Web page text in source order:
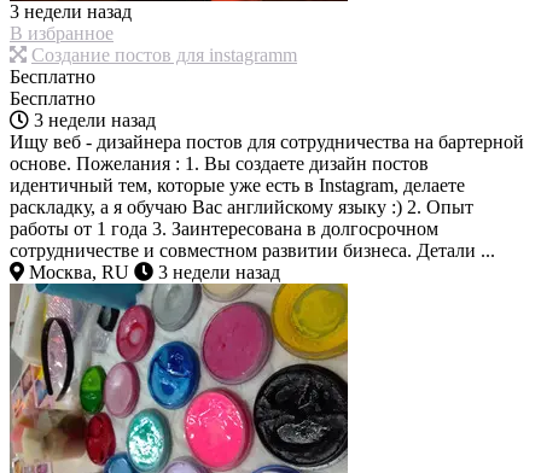
3 недели назад
В избранное
Создание постов для instagramm
Бесплатно
Бесплатно
3 недели назад
Ищу веб - дизайнера постов для сотрудничества на бартерной
основе. Пожелания : 1. Вы создаете дизайн постов
идентичный тем, которые уже есть в Instagram, делаете
раскладку, а я обучаю Вас английскому языку :) 2. Опыт
работы от 1 года 3. Заинтересована в долгосрочном
сотрудничестве и совместном развитии бизнеса. Детали ...
Москва, RU
3 недели назад